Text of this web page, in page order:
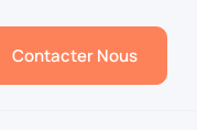
Contacter Nous